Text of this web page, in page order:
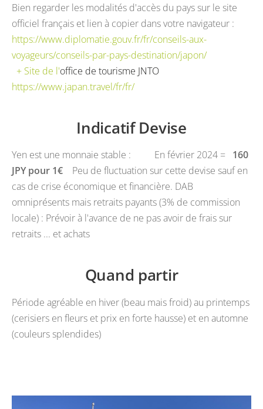
Bien regarder les modalités d'accès du pays sur le site
officiel français et lien à copier dans votre navigateur :
https://www.diplomatie.gouv.fr/fr/conseils-aux-
voyageurs/conseils-par-pays-destination/japon/
+ Site de l'office de tourisme JNTO
https://www.japan.travel/fr/fr/
Indicatif Devise
Yen est une monnaie stable : En février 2024 = 160
JPY pour 1€
Peu de fluctuation sur cette devise sauf en
cas de crise économique et financière. DAB
omniprésents mais retraits payants (3% de commission
locale) : Prévoir à l'avance de ne pas avoir de frais sur
retraits ... et achats
Quand partir
Période agréable en hiver (beau mais froid) au printemps
(cerisiers en fleurs et prix en forte hausse) et en automne
(couleurs splendides)